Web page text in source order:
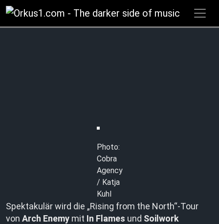
Zum
Inhalt
springen
Photo:
Cobra
Agency
/ Katja
Kuhl
Spektakulär wird die „Rising from the North“-Tour
von Arch Enemy mit In Flames und Soilwork